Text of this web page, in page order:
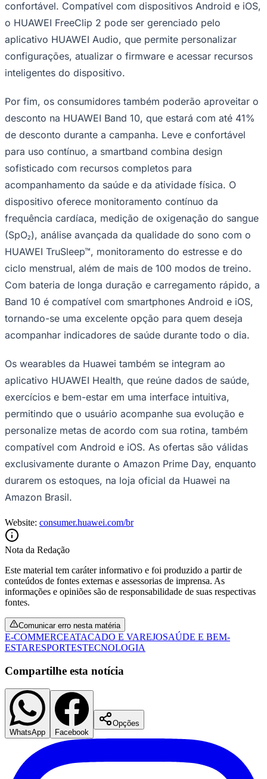
São Paulo
Santos
confortável. Compatível com dispositivos Android e iOS,
o HUAWEI FreeClip 2 pode ser gerenciado pelo
aplicativo HUAWEI Audio, que permite personalizar
configurações, atualizar o firmware e acessar recursos
inteligentes do dispositivo.
Por fim, os consumidores também poderão aproveitar o
desconto na HUAWEI Band 10, que estará com até 41%
de desconto durante a campanha. Leve e confortável
para uso contínuo, a smartband combina design
sofisticado com recursos completos para
acompanhamento da saúde e da atividade física. O
dispositivo oferece monitoramento contínuo da
frequência cardíaca, medição de oxigenação do sangue
(SpO₂), análise avançada da qualidade do sono com o
HUAWEI TruSleep™, monitoramento do estresse e do
ciclo menstrual, além de mais de 100 modos de treino.
Com bateria de longa duração e carregamento rápido, a
Band 10 é compatível com smartphones Android e iOS,
tornando-se uma excelente opção para quem deseja
acompanhar indicadores de saúde durante todo o dia.
Os wearables da Huawei também se integram ao
aplicativo HUAWEI Health, que reúne dados de saúde,
exercícios e bem-estar em uma interface intuitiva,
permitindo que o usuário acompanhe sua evolução e
personalize metas de acordo com sua rotina, também
compatível com Android e iOS. As ofertas são válidas
exclusivamente durante o Amazon Prime Day, enquanto
durarem os estoques, na loja oficial da Huawei na
Amazon Brasil.
Website: consumer.huawei.com/br
Nota da Redação
Este material tem caráter informativo e foi produzido a partir de
conteúdos de fontes externas e assessorias de imprensa. As
informações e opiniões são de responsabilidade de suas respectivas
fontes.
Comunicar erro nesta matéria
E-COMMERCEATACADO E VAREJOSAÚDE E BEM-
ESTARESPORTESTECNOLOGIA
Compartilhe esta notícia
WhatsApp Facebook
Opções